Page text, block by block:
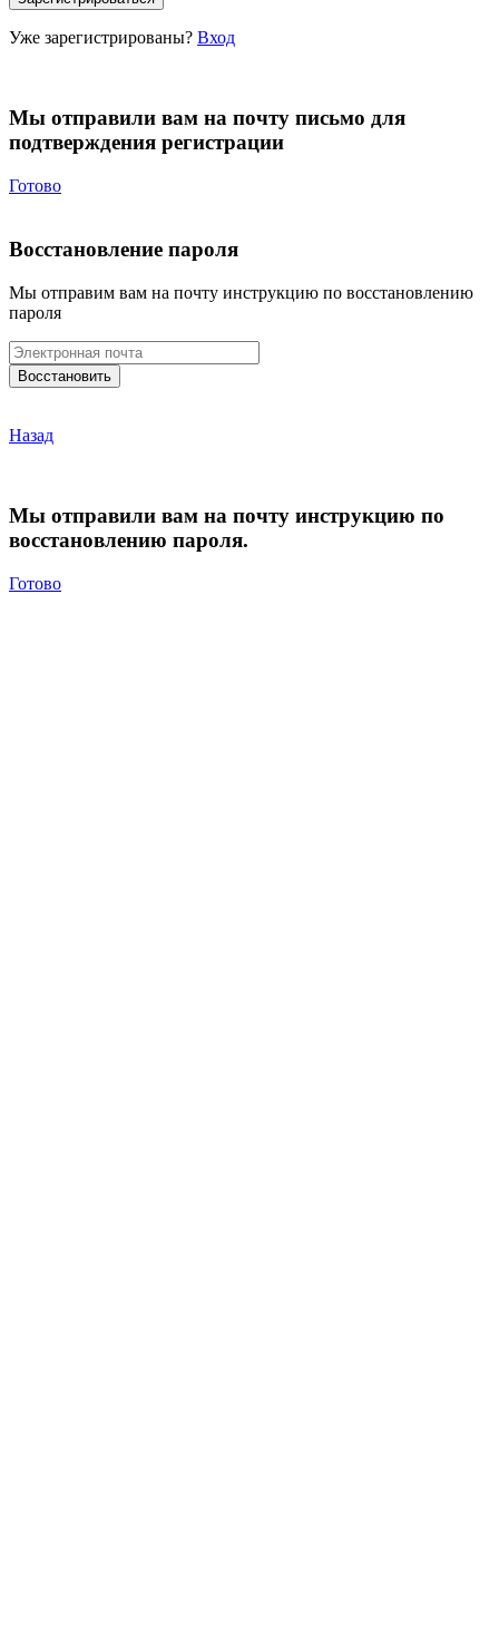
Уже зарегистрированы? Вход
Мы отправили вам на почту письмо для
подтверждения регистрации
Готово
Восстановление пароля
Мы отправим вам на почту инструкцию по восстановлению
пароля
Назад
Мы отправили вам на почту инструкцию по
восстановлению пароля.
Готово